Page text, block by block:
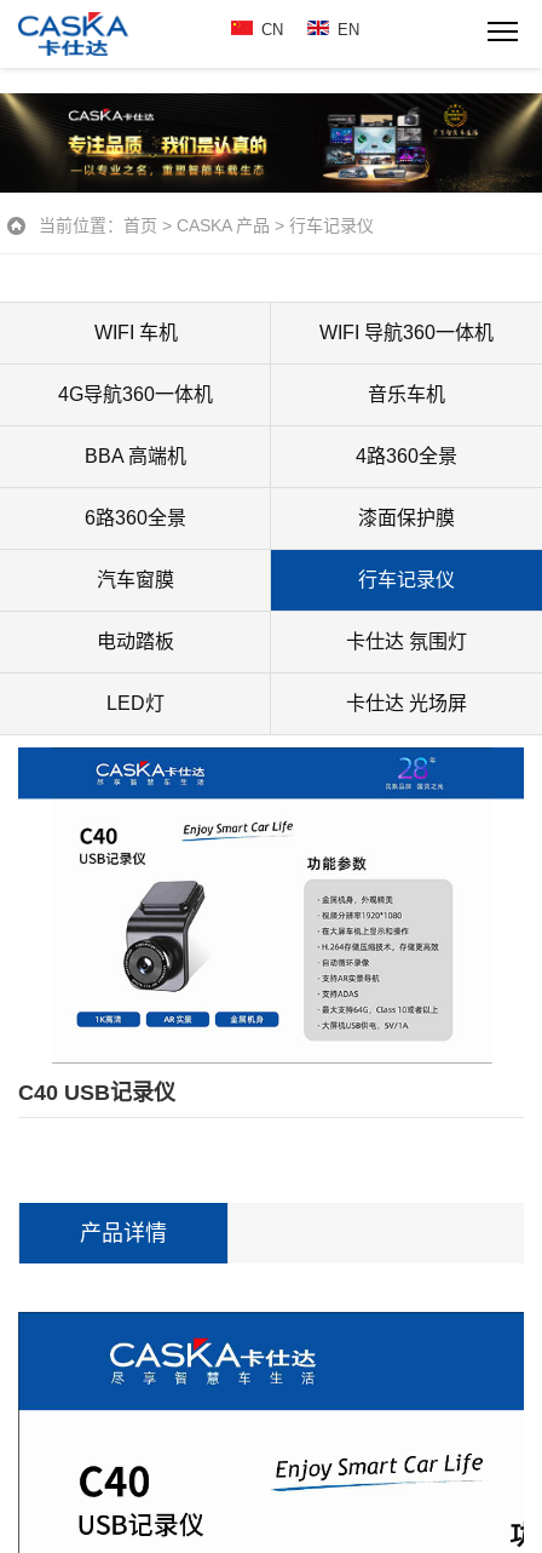
CN EN
当前位置： 首页 > CASKA 产品 > 行车记录仪
WIFI 车机 WIFI 导航360一体机
4G导航360一体机 音乐车机
BBA 高端机 4路360全景
6路360全景 漆面保护膜
汽车窗膜 行车记录仪
电动踏板 卡仕达 氛围灯
LED灯 卡仕达 光场屏
C40 USB记录仪
产品详情